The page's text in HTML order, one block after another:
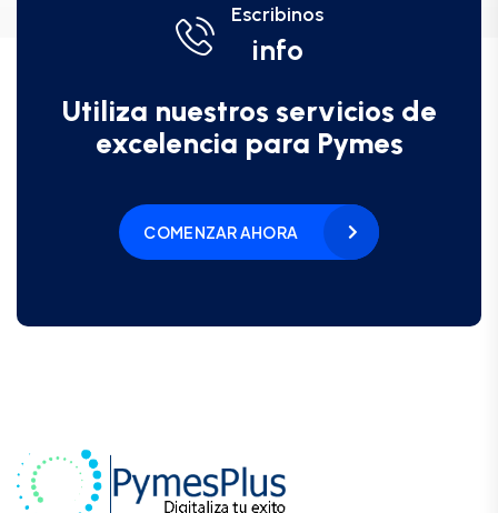
Escribinos
info
Utiliza nuestros servicios de
excelencia para Pymes
COMENZAR AHORA